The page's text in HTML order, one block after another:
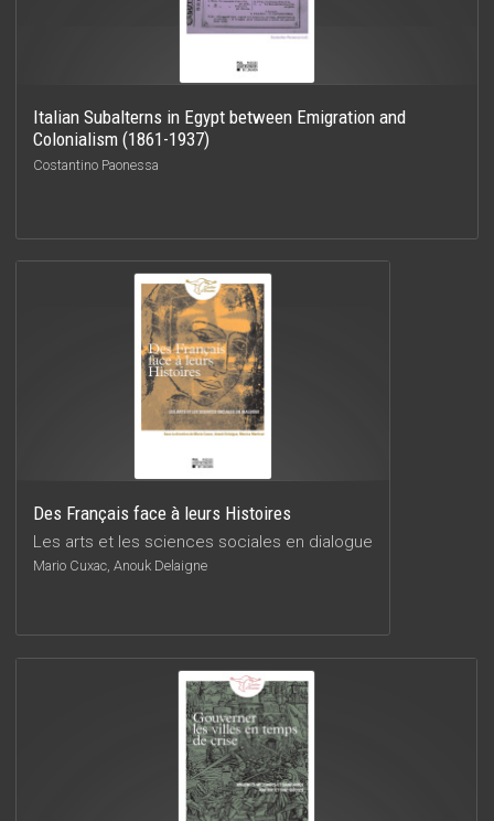
Italian Subalterns in Egypt between Emigration and
Colonialism (1861-1937)
Costantino Paonessa
Des Français face à leurs Histoires
Les arts et les sciences sociales en dialogue
Mario Cuxac, Anouk Delaigne